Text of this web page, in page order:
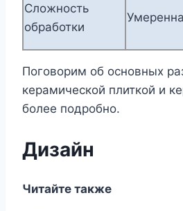
Сложность
обработки
Поговорим об основных
керамической плиткой и
более подробно.
Дизайн
Читайте также